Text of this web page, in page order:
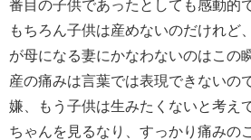
番目の子供であったとしても感動的
もちろん子供は産めないのだけれど
が母になる妻にかなわないのはこの
産の痛みは言葉では表現できないの
嫌、もう子供は生みたくないと考え
ちゃんを見るなり、すっかり痛みの